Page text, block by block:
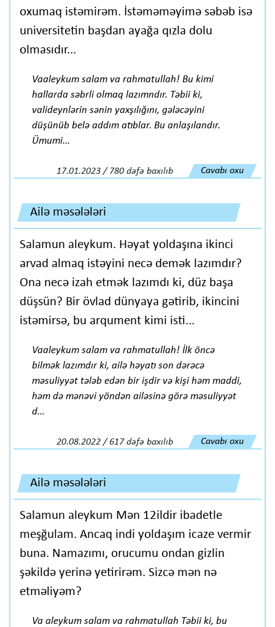
oxumaq istəmirəm. İstəməməyimə səbəb isə
universitetin başdan ayağa qızla dolu
olmasıdır...
Vaaleykum salam va rahmatullah! Bu kimi
hallarda səbrli olmaq lazımndır. Təbii ki,
valideynlərin sənin yaxşılığını, gələcəyini
düşünüb belə addım atıblar. Bu anlaşılandır.
Ümumi...
17.01.2023 / 780 dəfə baxılıb Cavabı oxu
Ailə məsələləri
Salamun aleykum. Həyat yoldaşına ikinci
arvad almaq istəyini necə demək lazımdır?
Ona necə izah etmək lazımdı ki, düz başa
düşsün? Bir övlad dünyaya gətirib, ikincini
istəmirsə, bu arqument kimi isti...
Vaaleykum salam va rahmatullah! İlk öncə
bilmək lazımdır ki, ailə həyatı son dərəcə
məsuliyyət tələb edən bir işdir və kişi həm maddi,
həm də mənəvi yöndən ailəsinə görə məsuliyyət
d...
20.08.2022 / 617 dəfə baxılıb Cavabı oxu
Ailə məsələləri
Salamun aleykum Mən 12ildir ibadetle
meşğulam. Ancaq indi yoldaşım icaze vermir
buna. Namazımı, orucumu ondan gizlin
şəkildə yerinə yetirirəm. Sizcə mən nə
etməliyəm?
Va aleykum salam va rahmatullah Təbii ki, bu